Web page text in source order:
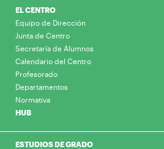
EL CENTRO
Equipo de Dirección
Junta de Centro
Secretaría de Alumnos
Calendario del Centro
Profesorado
Departamentos
Normativa
HUB
ESTUDIOS DE GRADO